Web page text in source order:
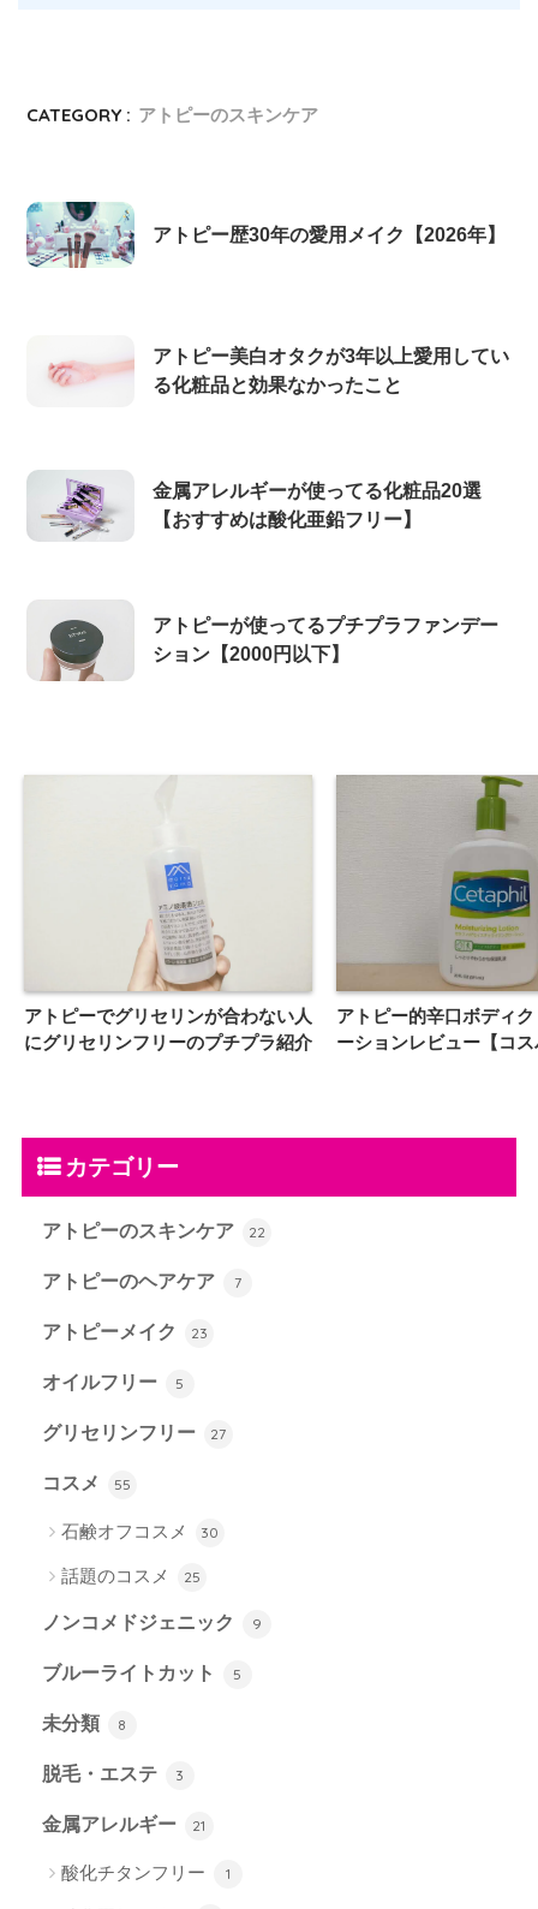
CATEGORY : アトピーのスキンケア
アトピー歴30年の愛用メイク【2026年】
アトピー美白オタクが3年以上愛用してい
る化粧品と効果なかったこと
金属アレルギーが使ってる化粧品20選
【おすすめは酸化亜鉛フリー】
アトピーが使ってるプチプラファンデー
ション【2000円以下】
アトピーでグリセリンが合わない人
にグリセリンフリーのプチプラ紹介
アトピー的辛口ボディ
ーションレビュー【コ
カテゴリー
アトピーのスキンケア 22
アトピーのヘアケア 7
アトピーメイク 23
オイルフリー 5
グリセリンフリー 27
コスメ 55
石鹸オフコスメ 30
話題のコスメ 25
ノンコメドジェニック 9
ブルーライトカット 5
未分類 8
脱毛・エステ 3
金属アレルギー 21
酸化チタンフリー 1